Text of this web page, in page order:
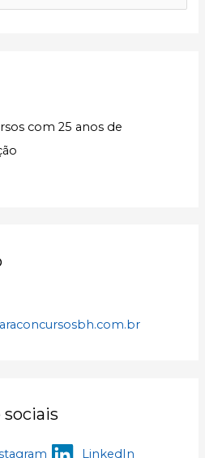
com 25 anos de
sociais
LinkedIn